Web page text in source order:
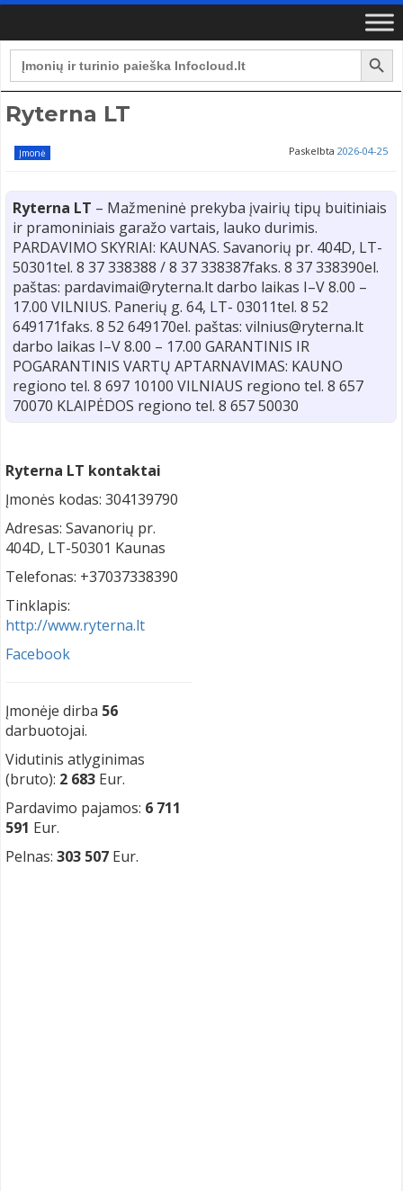
Search
for:
Search Button
Ryterna LT
Įmonė Paskelbta 2026-04-25
Ryterna LT – Mažmeninė prekyba įvairių tipų buitiniais
ir pramoniniais garažo vartais, lauko durimis.
PARDAVIMO SKYRIAI: KAUNAS. Savanorių pr. 404D, LT-
50301tel. 8 37 338388 / 8 37 338387faks. 8 37 338390el.
paštas: pardavimai@ryterna.lt darbo laikas I–V 8.00 –
17.00 VILNIUS. Panerių g. 64, LT- 03011tel. 8 52
649171faks. 8 52 649170el. paštas: vilnius@ryterna.lt
darbo laikas I–V 8.00 – 17.00 GARANTINIS IR
POGARANTINIS VARTŲ APTARNAVIMAS: KAUNO
regiono tel. 8 697 10100 VILNIAUS regiono tel. 8 657
70070 KLAIPĖDOS regiono tel. 8 657 50030
Ryterna LT kontaktai
Įmonės kodas: 304139790
Adresas: Savanorių pr.
404D, LT-50301 Kaunas
Telefonas: +37037338390
Tinklapis:
http://www.ryterna.lt
Facebook
Įmonėje dirba 56
darbuotojai.
Vidutinis atlyginimas
(bruto): 2 683 Eur.
Pardavimo pajamos: 6 711
591 Eur.
Pelnas: 303 507 Eur.